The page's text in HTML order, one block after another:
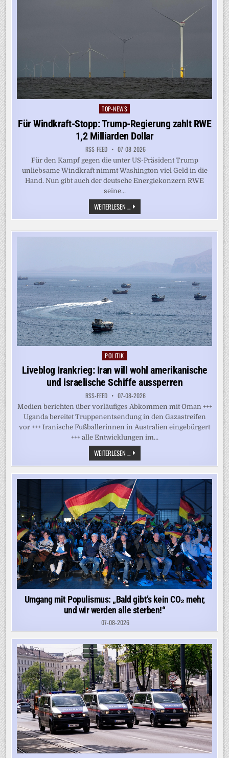
Posted
in
TOP-NEWS
Für Windkraft-Stopp: Trump-Regierung zahlt RWE
1,2 Milliarden Dollar
RSS-FEED 07-08-2026
Für den Kampf gegen die unter US-Präsident Trump
unliebsame Windkraft nimmt Washington viel Geld in die
Hand. Nun gibt auch der deutsche Energiekonzern RWE
seine...
WEITERLESEN ... FÜR
WINDKRAFT-
STOPP:
REGIERUNG
DOLLAR
Posted
POLITIK
Liveblog Irankrieg: Iran will wohl amerikanische
und israelische Schiffe aussperren
RSS-FEED 07-08-2026
Medien berichten über vorläufiges Abkommen mit Oman +++
Uganda bereitet Truppenentsendung in den Gazastreifen
vor +++ Iranische Fußballerinnen in Australien eingebürgert
+++ alle Entwicklungen im...
WEITERLESEN ...LIVEBLOG
IRANKRIEG:
IRAN
WILL
WOHL
AMERIKANISCHE
UND
ISRAELISCHE
SCHIFFE
AUSSPERREN
Umgang mit Populismus: „Bald gibt’s kein CO₂ mehr,
und wir werden alle sterben!“
07-08-2026